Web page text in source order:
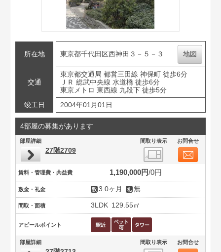
所在地 東京都千代田区西神田３－５－３ 地図
交通
東京都交通局 都営三田線 神保町 徒歩6分
ＪＲ 総武中央線 水道橋 徒歩6分
東京メトロ 東西線 九段下 徒歩5分
竣工日
2004年01月01日
4部屋の募集があります
部屋詳細 間取り表示 お問合せ
27階2709
賃料・管理費・共益費 1,190,000円 0円
敷金・礼金 3.0ヶ月 無
間取・面積 3LDK 129.55㎡
アピールポイント
部屋詳細 間取り表示 お問合せ